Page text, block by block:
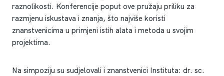
raznolikosti. Konferencije poput ove pružaju priliku za
razmjenu iskustava i znanja, što najviše koristi
znanstvenicima u primjeni istih alata i metoda u svojim
projektima.
Na simpoziju su sudjelovali i znanstvenici Instituta: dr. sc.